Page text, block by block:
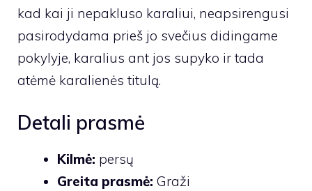
kad kai ji nepakluso karaliui, neapsirengusi
pasirodydama prieš jo svečius didingame
pokylyje, karalius ant jos supyko ir tada
atėmė karalienės titulą.
Detali prasmė
Kilmė: persų
Greita prasmė: Graži